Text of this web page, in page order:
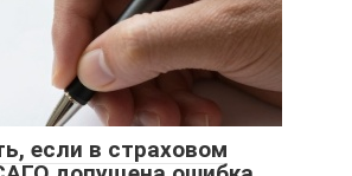
если в страховом